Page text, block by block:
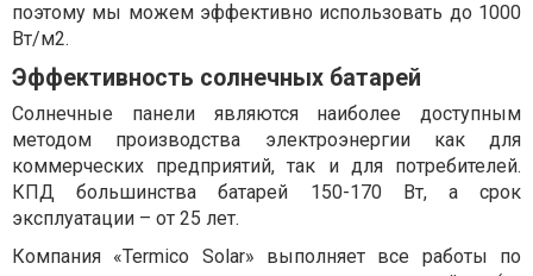
поэтому мы можем эффективно использовать до 1000
Вт/м2.
Эффективность солнечных батарей
Солнечные панели являются наиболее доступным
методом производства электроэнергии как для
коммерческих предприятий, так и для потребителей.
КПД большинства батарей 150-170 Вт, а срок
эксплуатации – от 25 лет.
Компания «Termico Solar» выполняет все работы по